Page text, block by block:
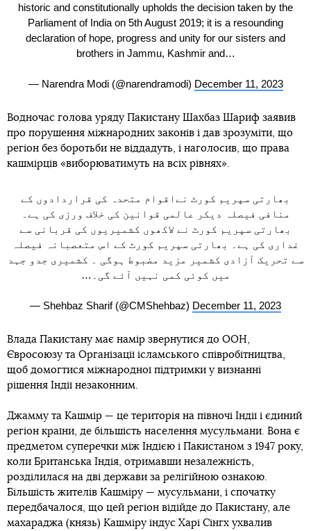
historic and constitutionally upholds the decision taken by the
Parliament of India on 5th August 2019; it is a resounding
declaration of hope, progress and unity for our sisters and
brothers in Jammu, Kashmir and…
— Narendra Modi (@narendramodi) December 11, 2023
Водночас голова уряду Пакистану Шахбаз Шариф заявив
про порушення міжнародних законів і дав зрозуміти, що
регіон без боротьби не віддадуть, і наголосив, що права
кашмірців «виборюватимуть на всіх рівнях».
بھارتی سپریم کورٹ نےاقوام متحدہ کی قراردادوں کے
منافی فیصلہ دیکر عالمی قوانین کی خلاف ورزی کی ہے۔
بھارتی سپریم کورٹ نے لاکھوں کشمیریوں کی قربانی سے
غداری کی ہے۔ بھارتی سپریم کورٹ کے اس متعصبانہ فیصلہ
سے تحریک آزادی کشمیر مزید مضبوط ہوگی ۔ کشمیری جدو جہد
میں کوئی کمی نہیں آئے گی۔…
— Shehbaz Sharif (@CMShehbaz) December 11, 2023
Влада Пакистану має намір звернутися до ООН,
Євросоюзу та Організації ісламського співробітництва,
щоб домогтися міжнародної підтримки у визнанні
рішення Індії незаконним.
Джамму та Кашмір — це територія на півночі Індії і єдиний
регіон країни, де більшість населення мусульмани. Вона є
предметом суперечки між Індією і Пакистаном з 1947 року,
коли Британська Індія, отримавши незалежність,
розділилася на дві держави за релігійною ознакою.
Більшість жителів Кашміру — мусульмани, і спочатку
передбачалося, що цей регіон відійде до Пакистану, але
махараджа (князь) Кашміру індус Харі Сінгх ухвалив